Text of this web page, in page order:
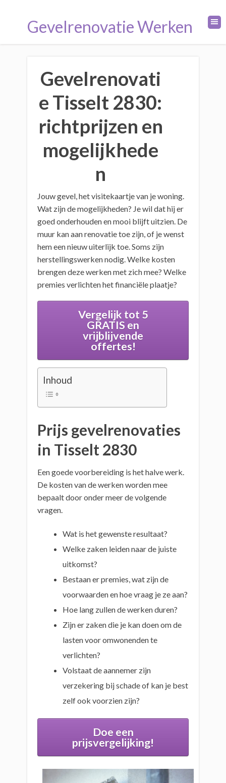
Gevelrenovatie Werken
Gevelrenovati
e Tisselt 2830:
richtprijzen en
mogelijkhede
n
Jouw gevel, het visitekaartje van je woning.
Wat zijn de mogelijkheden? Je wil dat hij er
goed onderhouden en mooi blijft uitzien. De
muur kan aan renovatie toe zijn, of je wenst
hem een nieuw uiterlijk toe. Soms zijn
herstellingswerken nodig. Welke kosten
brengen deze werken met zich mee? Welke
premies verlichten het financiële plaatje?
Vergelijk tot 5
GRATIS en
vrijblijvende
offertes!
Inhoud
Prijs gevelrenovaties
in Tisselt 2830
Een goede voorbereiding is het halve werk.
De kosten van de werken worden mee
bepaalt door onder meer de volgende
vragen.
Wat is het gewenste resultaat?
Welke zaken leiden naar de juiste
uitkomst?
Bestaan er premies, wat zijn de
voorwaarden en hoe vraag je ze aan?
Hoe lang zullen de werken duren?
Zijn er zaken die je kan doen om de
lasten voor omwonenden te
verlichten?
Volstaat de aannemer zijn
verzekering bij schade of kan je best
zelf ook voorzien zijn?
Doe een
prijsvergelijking!